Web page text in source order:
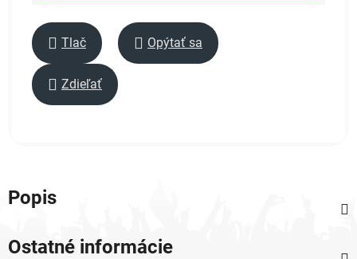
Tlač Opýtať sa
Zdieľať
Popis
Ostatné informácie